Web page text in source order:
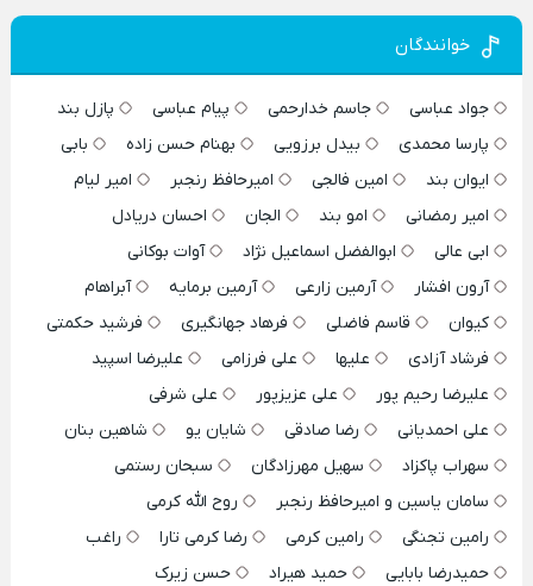
خوانندگان
جواد عباسی جاسم خدارحمی پیام عباسی
پازل بند
پارسا محمدی
بیدل برزویی بهنام حسن زاده
بابی
ایوان بند
امین فالجی امیرحافظ رنجبر
امیر لیام
امیر رمضانی
امو بند الجان
احسان دریادل
ابی عالی
ابوالفضل اسماعیل نژاد
آوات بوکانی
آرون افشار
آرمین زارعی آرمین برمایه
آبراهام
کیوان
قاسم فاضلی فرهاد جهانگیری
فرشید حکمتی
فرشاد آزادی
علیها علی فرزامی
علیرضا اسپید
علیرضا رحیم پور
علی عزیزپور
علی شرفی
علی احمدیانی
رضا صادقی شایان یو
شاهین بنان
سهراب پاکزاد
سهیل مهرزادگان
سبحان رستمی
سامان یاسین و امیرحافظ رنجبر
روح الله کرمی
رامین تجنگی
رامین کرمی رضا کرمی تارا
راغب
حمیدرضا بابایی
حمید هیراد
حسن زیرک